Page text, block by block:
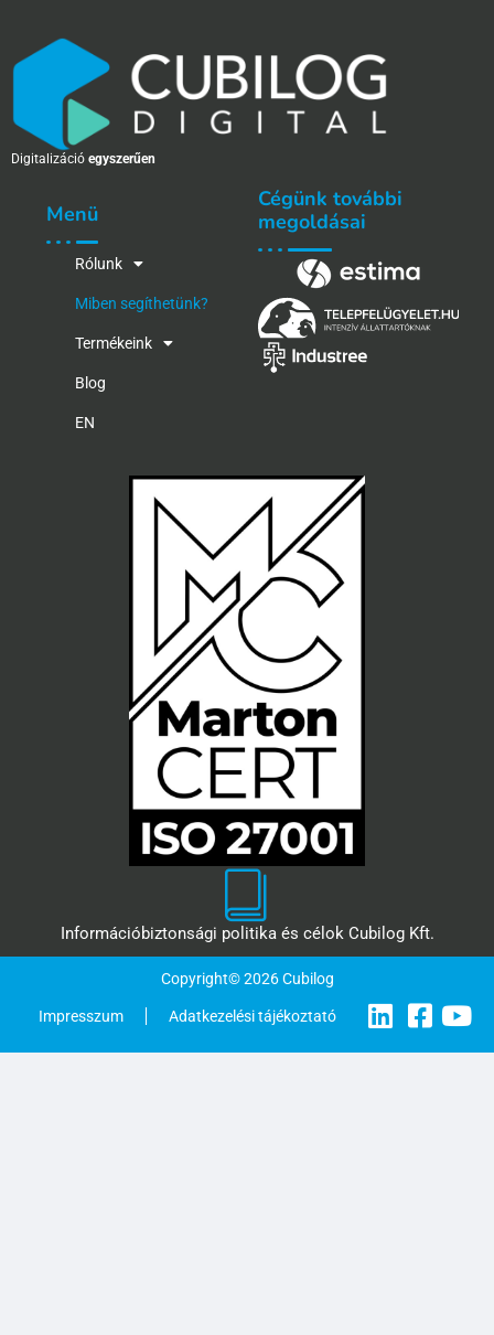
Digitalizáció egyszerűen
Menü
Rólunk
Miben segíthetünk?
Termékeink
Blog
EN
Cégünk további
megoldásai
Információbiztonsági politika és célok Cubilog Kft.
Copyright© 2026 Cubilog
Impresszum Adatkezelési tájékoztató